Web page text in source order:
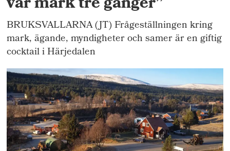
BRUKSVALLARNA (JT) Frågeställningen kring
mark, ägande, myndigheter och samer är en giftig
cocktail i Härjedalen